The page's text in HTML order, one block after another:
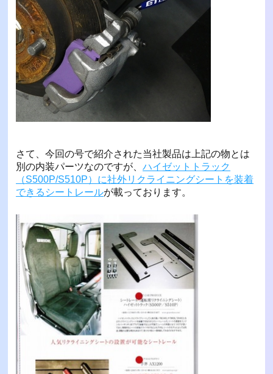
さて、今回の号で紹介された当社製品は上記の物とは
別の内装パーツなのですが、ハイゼットトラック
（S500P/S510P）に社外リクライニングシートを装着
できるシートレールが載っております。